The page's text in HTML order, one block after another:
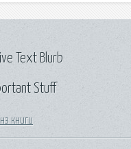
Stuff
книги
Text Blurb